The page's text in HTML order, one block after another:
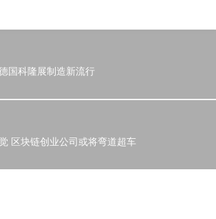
国科隆展制造新流行
区块链创业公司或将弯道超车